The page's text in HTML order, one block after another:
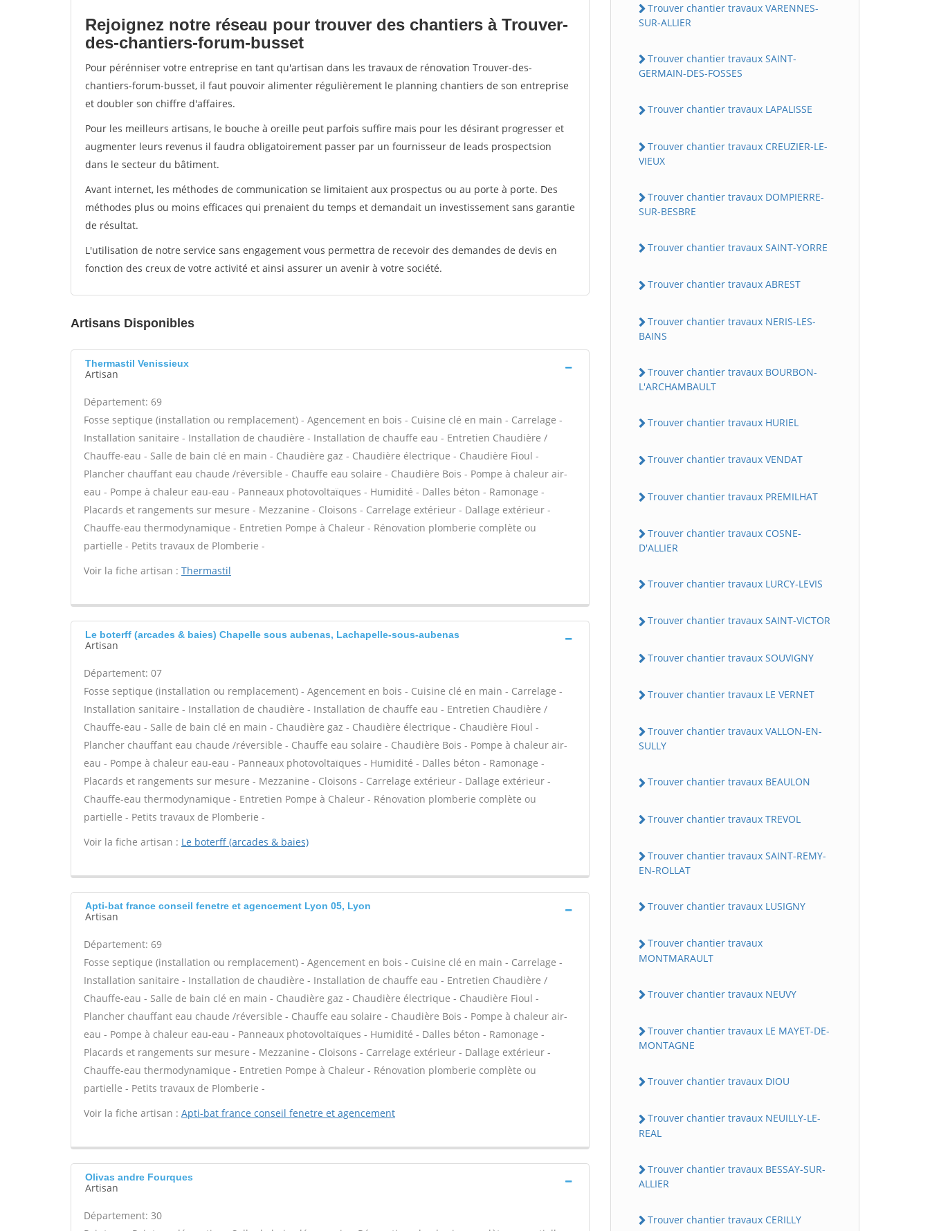
Rejoignez notre réseau pour trouver des chantiers à Trouver-
des-chantiers-forum-busset
Pour pérénniser votre entreprise en tant qu'artisan dans les travaux de rénovation Trouver-des-
chantiers-forum-busset, il faut pouvoir alimenter régulièrement le planning chantiers de son entreprise
et doubler son chiffre d'affaires.
Pour les meilleurs artisans, le bouche à oreille peut parfois suffire mais pour les désirant progresser et
augmenter leurs revenus il faudra obligatoirement passer par un fournisseur de leads prospectsion
dans le secteur du bâtiment.
Avant internet, les méthodes de communication se limitaient aux prospectus ou au porte à porte. Des
méthodes plus ou moins efficaces qui prenaient du temps et demandait un investissement sans garantie
de résultat.
L'utilisation de notre service sans engagement vous permettra de recevoir des demandes de devis en
fonction des creux de votre activité et ainsi assurer un avenir à votre société.
Artisans Disponibles
Thermastil Venissieux
Artisan
Département: 69
Fosse septique (installation ou remplacement) - Agencement en bois - Cuisine clé en main - Carrelage -
Installation sanitaire - Installation de chaudière - Installation de chauffe eau - Entretien Chaudière /
Chauffe-eau - Salle de bain clé en main - Chaudière gaz - Chaudière électrique - Chaudière Fioul -
Plancher chauffant eau chaude /réversible - Chauffe eau solaire - Chaudière Bois - Pompe à chaleur air-
eau - Pompe à chaleur eau-eau - Panneaux photovoltaïques - Humidité - Dalles béton - Ramonage -
Placards et rangements sur mesure - Mezzanine - Cloisons - Carrelage extérieur - Dallage extérieur -
Chauffe-eau thermodynamique - Entretien Pompe à Chaleur - Rénovation plomberie complète ou
partielle - Petits travaux de Plomberie -
Voir la fiche artisan : Thermastil
Le boterff (arcades & baies) Chapelle sous aubenas, Lachapelle-sous-aubenas
Artisan
Département: 07
Fosse septique (installation ou remplacement) - Agencement en bois - Cuisine clé en main - Carrelage -
Installation sanitaire - Installation de chaudière - Installation de chauffe eau - Entretien Chaudière /
Chauffe-eau - Salle de bain clé en main - Chaudière gaz - Chaudière électrique - Chaudière Fioul -
Plancher chauffant eau chaude /réversible - Chauffe eau solaire - Chaudière Bois - Pompe à chaleur air-
eau - Pompe à chaleur eau-eau - Panneaux photovoltaïques - Humidité - Dalles béton - Ramonage -
Placards et rangements sur mesure - Mezzanine - Cloisons - Carrelage extérieur - Dallage extérieur -
Chauffe-eau thermodynamique - Entretien Pompe à Chaleur - Rénovation plomberie complète ou
partielle - Petits travaux de Plomberie -
Voir la fiche artisan : Le boterff (arcades & baies)
Apti-bat france conseil fenetre et agencement Lyon 05, Lyon
Artisan
Département: 69
Fosse septique (installation ou remplacement) - Agencement en bois - Cuisine clé en main - Carrelage -
Installation sanitaire - Installation de chaudière - Installation de chauffe eau - Entretien Chaudière /
Chauffe-eau - Salle de bain clé en main - Chaudière gaz - Chaudière électrique - Chaudière Fioul -
Plancher chauffant eau chaude /réversible - Chauffe eau solaire - Chaudière Bois - Pompe à chaleur air-
eau - Pompe à chaleur eau-eau - Panneaux photovoltaïques - Humidité - Dalles béton - Ramonage -
Placards et rangements sur mesure - Mezzanine - Cloisons - Carrelage extérieur - Dallage extérieur -
Chauffe-eau thermodynamique - Entretien Pompe à Chaleur - Rénovation plomberie complète ou
partielle - Petits travaux de Plomberie -
Voir la fiche artisan : Apti-bat france conseil fenetre et agencement
Olivas andre Fourques
Artisan
Département: 30
Trouver chantier travaux VARENNES-
SUR-ALLIER
Trouver chantier travaux SAINT-
GERMAIN-DES-FOSSES
Trouver chantier travaux LAPALISSE
Trouver chantier travaux CREUZIER-LE-
VIEUX
Trouver chantier travaux DOMPIERRE-
SUR-BESBRE
Trouver chantier travaux SAINT-YORRE
Trouver chantier travaux ABREST
Trouver chantier travaux NERIS-LES-
BAINS
Trouver chantier travaux BOURBON-
L'ARCHAMBAULT
Trouver chantier travaux HURIEL
Trouver chantier travaux VENDAT
Trouver chantier travaux PREMILHAT
Trouver chantier travaux COSNE-
D'ALLIER
Trouver chantier travaux LURCY-LEVIS
Trouver chantier travaux SAINT-VICTOR
Trouver chantier travaux SOUVIGNY
Trouver chantier travaux LE VERNET
Trouver chantier travaux VALLON-EN-
SULLY
Trouver chantier travaux BEAULON
Trouver chantier travaux TREVOL
Trouver chantier travaux SAINT-REMY-
EN-ROLLAT
Trouver chantier travaux LUSIGNY
Trouver chantier travaux
MONTMARAULT
Trouver chantier travaux NEUVY
Trouver chantier travaux LE MAYET-DE-
MONTAGNE
Trouver chantier travaux DIOU
Trouver chantier travaux NEUILLY-LE-
REAL
Trouver chantier travaux BESSAY-SUR-
ALLIER
Trouver chantier travaux CERILLY